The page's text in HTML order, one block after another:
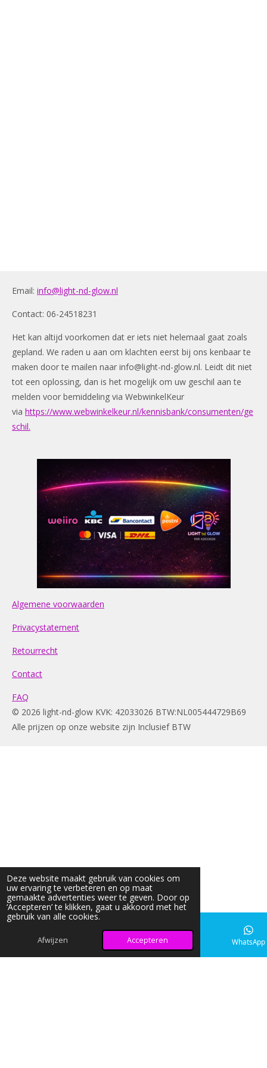
Deze website maakt gebruik van cookies om
uw ervaring te verbeteren en op maat
gemaakte advertenties weer te geven. Door op
‘Accepteren’ te klikken, gaat u akkoord met het
gebruik van alle cookies.
Afwijzen Accepteren
Email: info@light-nd-glow.nl
Contact: 06-24518231
Het kan altijd voorkomen dat er iets niet helemaal gaat zoals
gepland. We raden u aan om klachten eerst bij ons kenbaar te
maken door te mailen naar info@light-nd-glow.nl. Leidt dit niet
tot een oplossing, dan is het mogelijk om uw geschil aan te
melden voor bemiddeling via WebwinkelKeur
via https://www.webwinkelkeur.nl/kennisbank/consumenten/ge
schil.
Algemene voorwaarden
Privacystatement
Retourrecht
Contact
FAQ
© 2026 light-nd-glow KVK: 42033026 BTW:NL005444729B69
Alle prijzen op onze website zijn Inclusief BTW
E-mailadres Instagram WhatsApp